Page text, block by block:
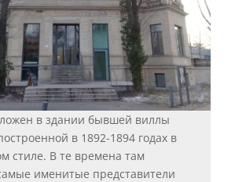
в здании бывшей виллы
в 1892-1894 годах в
стиле. В те времена там
именитые представители